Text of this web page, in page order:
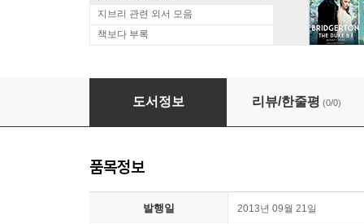
지브리 관련 외서 모음
책보다 부록
The Cradle Will Rock: A Play In Music
도서정보 리뷰/한줄평 (0/0)
품목정보
발행일 2013년 09월 21일